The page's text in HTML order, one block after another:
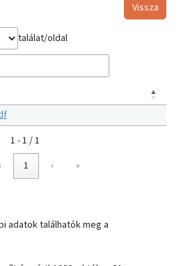
Vissza
találat/oldal
1 - 1 / 1
‹ 1 › »
adatok találhatók meg a